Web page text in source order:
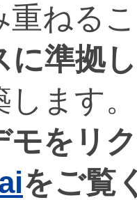
重ねる
に準拠
ます。
モをリ
をご覧